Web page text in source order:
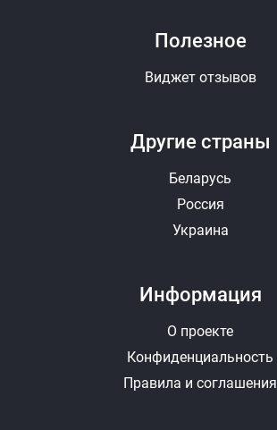
Другие страны
Беларусь
Россия
Украина
Полезное
Виджет отзывов
Информация
О проекте
Конфиденциальность
Правила и соглашения